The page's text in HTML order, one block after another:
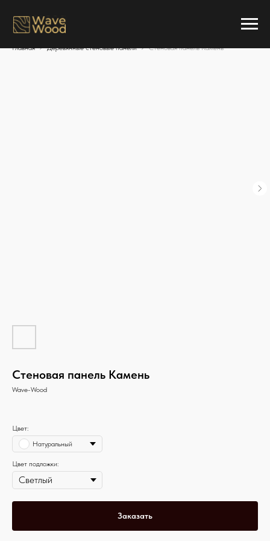
Главная Деревянные стеновые панели Стеновая панель Камень
Стеновая панель Камень
Wave-Wood
Цвет:
Натуральный
Цвет подложки:
Заказать